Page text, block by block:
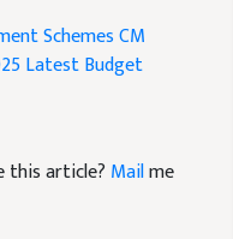
SchemesCM
Latest Budget
this article? Mailme